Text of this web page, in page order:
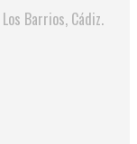
Barrios, Cádiz.